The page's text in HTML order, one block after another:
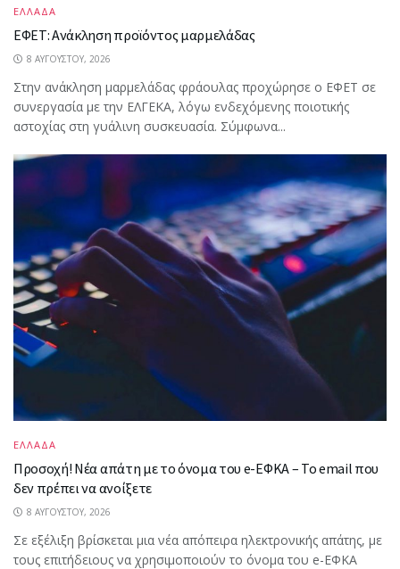
ΕΛΛΑΔΑ
ΕΦΕΤ: Ανάκληση προϊόντος μαρμελάδας
8 ΑΥΓΟΎΣΤΟΥ, 2026
Στην ανάκληση μαρμελάδας φράουλας προχώρησε ο ΕΦΕΤ σε
συνεργασία με την ΕΛΓΕΚΑ, λόγω ενδεχόμενης ποιοτικής
αστοχίας στη γυάλινη συσκευασία. Σύμφωνα...
ΕΛΛΑΔΑ
Προσοχή! Νέα απάτη με το όνομα του e-ΕΦΚΑ – Το email που
δεν πρέπει να ανοίξετε
8 ΑΥΓΟΎΣΤΟΥ, 2026
Σε εξέλιξη βρίσκεται μια νέα απόπειρα ηλεκτρονικής απάτης, με
τους επιτήδειους να χρησιμοποιούν το όνομα του e-ΕΦΚΑ